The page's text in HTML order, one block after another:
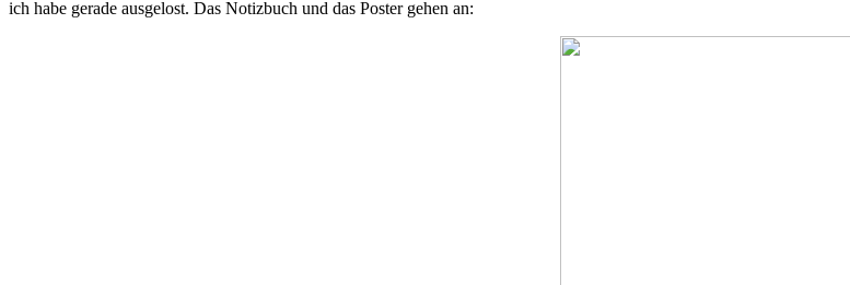
ich habe gerade ausgelost. Das Notizbuch und das Poster gehen an: